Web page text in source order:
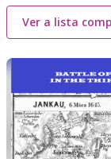
Ver a lista